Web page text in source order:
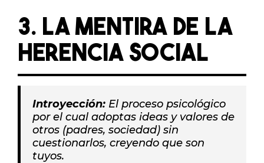
3. LA MENTIRA DE LA
HERENCIA SOCIAL
Introyección: El proceso psicológico
por el cual adoptas ideas y valores de
otros (padres, sociedad) sin
cuestionarlos, creyendo que son
tuyos.